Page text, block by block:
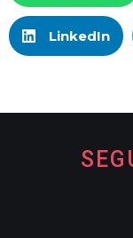
LinkedIn